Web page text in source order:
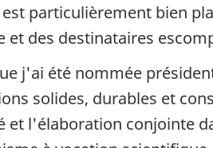
est particulièrement bien
et des destinataires
j'ai été nommée
solides, durables et
et l'élaboration conjointe